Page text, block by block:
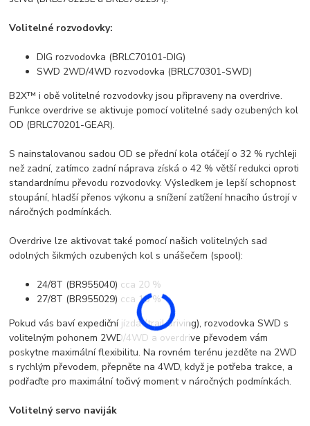
Volitelné rozvodovky:
DIG rozvodovka (BRLC70101-DIG)
SWD 2WD/4WD rozvodovka (BRLC70301-SWD)
B2X™ i obě volitelné rozvodovky jsou připraveny na overdrive.
Funkce overdrive se aktivuje pomocí volitelné sady ozubených kol
OD (BRLC70201-GEAR).
S nainstalovanou sadou OD se přední kola otáčejí o 32 % rychleji
než zadní, zatímco zadní náprava získá o 42 % větší redukci oproti
standardnímu převodu rozvodovky. Výsledkem je lepší schopnost
stoupání, hladší přenos výkonu a snížení zatížení hnacího ústrojí v
náročných podmínkách.
Overdrive lze aktivovat také pomocí našich volitelných sad
odolných šikmých ozubených kol s unášečem (spool):
24/8T (BR955040) cca 20 %
27/8T (BR955029) cca 10 %
Pokud vás baví expediční jízda (trail driving), rozvodovka SWD s
volitelným pohonem 2WD/4WD a overdrive převodem vám
poskytne maximální flexibilitu. Na rovném terénu jezděte na 2WD
s rychlým převodem, přepněte na 4WD, když je potřeba trakce, a
podřaďte pro maximální točivý moment v náročných podmínkách.
Volitelný servo naviják